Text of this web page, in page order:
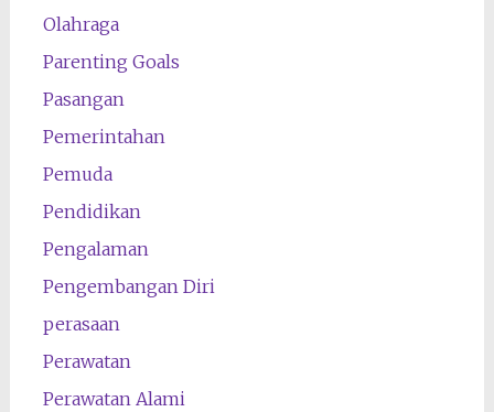
Olahraga
Parenting Goals
Pasangan
Pemerintahan
Pemuda
Pendidikan
Pengalaman
Pengembangan Diri
perasaan
Perawatan
Perawatan Alami